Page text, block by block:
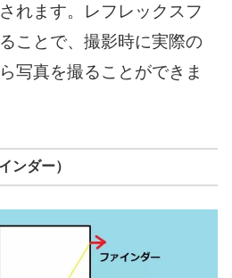
れます。レフレックスフ
ことで、撮影時に実際の
写真を撮ることができま
ンダー）